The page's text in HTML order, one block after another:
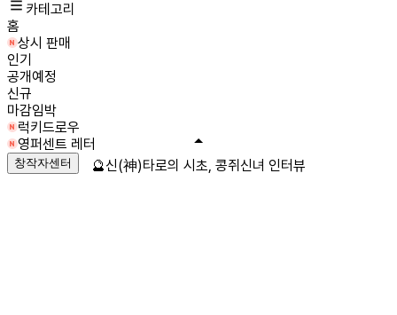
카테고리
홈
상시 판매
인기
공개예정
신규
마감임박
럭키드로우
영퍼센트 레터
창작자센터 🔮신(神)타로의 시초, 콩쥐신녀 인터뷰